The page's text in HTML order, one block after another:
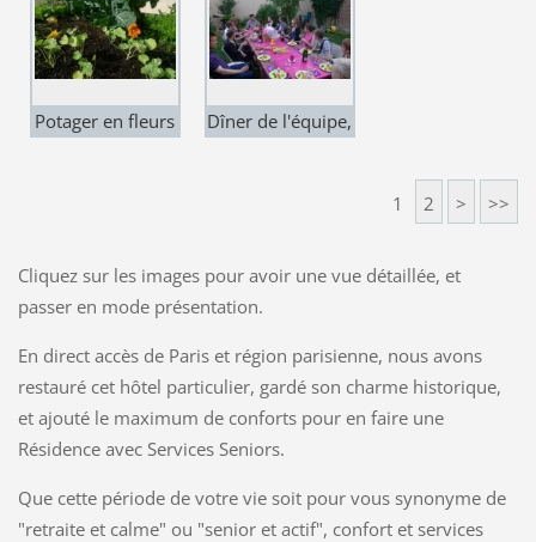
Potager en fleurs
Dîner de l'équipe,
1 2 > >>
Cliquez sur les images pour avoir une vue détaillée, et
passer en mode présentation.
En direct accès de Paris et région parisienne, nous avons
restauré cet hôtel particulier, gardé son charme historique,
et ajouté le maximum de conforts pour en faire une
Résidence avec Services Seniors.
Que cette période de votre vie soit pour vous synonyme de
"retraite et calme" ou "senior et actif", confort et services